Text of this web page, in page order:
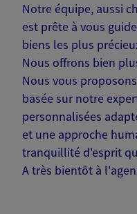
Notre équipe, aussi
est prête à vous
biens les plus
Nous offrons bien
Nous vous
basée sur notre
personnalisées
et une approche
tranquillité d'esprit
A très bientôt à